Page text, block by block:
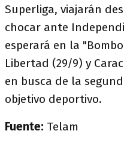
Superliga, viajarán
chocar ante
esperará en la
Libertad (29/9) y
en busca de la
objetivo deportivo.
Fuente: Telam